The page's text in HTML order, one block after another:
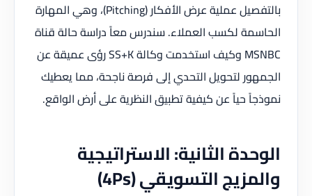
بالتفصيل عملية عرض الأفكار (Pitching)، وهي المهارة
الحاسمة لكسب العملاء. سندرس معاً دراسة حالة قناة
MSNBC وكيف استخدمت وكالة SS+K رؤى عميقة عن
الجمهور لتحويل التحدي إلى فرصة ناجحة، مما يعطيك
نموذجاً حياً عن كيفية تطبيق النظرية على أرض الواقع.
الوحدة الثانية: الاستراتيجية
والمزيج التسويقي (4Ps)